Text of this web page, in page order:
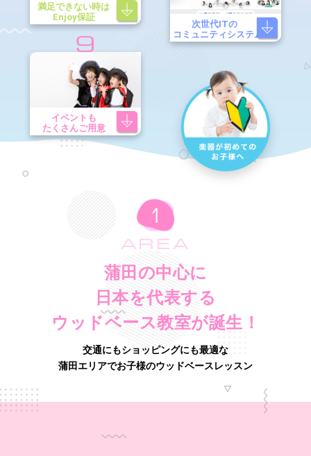
満足できない時は
Enjoy保証
次世代ITの
コミュニティシステム
9
イベントも
たくさんご用意
AREA
蒲田の中心に
日本を代表する
ウッドベース教室が誕生！
交通にもショッピングにも最適な
蒲田エリアでお子様のウッドベースレッスン